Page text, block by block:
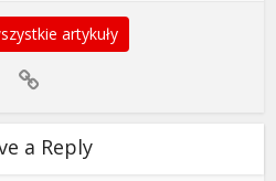
artykuły
a Reply